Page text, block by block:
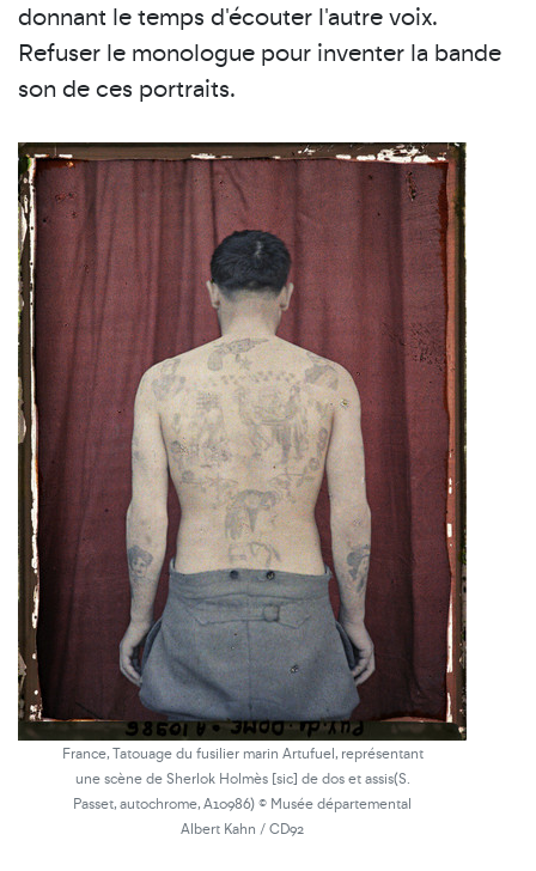
donnant le temps d'écouter l'autre voix.
Refuser le monologue pour inventer la bande
son de ces portraits.
France, Tatouage du fusilier marin Artufuel, représentant
une scène de Sherlok Holmès [sic] de dos et assis(S.
Passet, autochrome, A10986) © Musée départemental
Albert Kahn / CD92